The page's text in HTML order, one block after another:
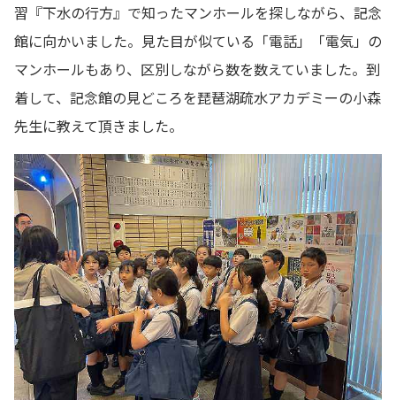
習『下水の行方』で知ったマンホールを探しながら、記念
館に向かいました。見た目が似ている「電話」「電気」の
マンホールもあり、区別しながら数を数えていました。到
着して、記念館の見どころを琵琶湖疏水アカデミーの小森
先生に教えて頂きました。